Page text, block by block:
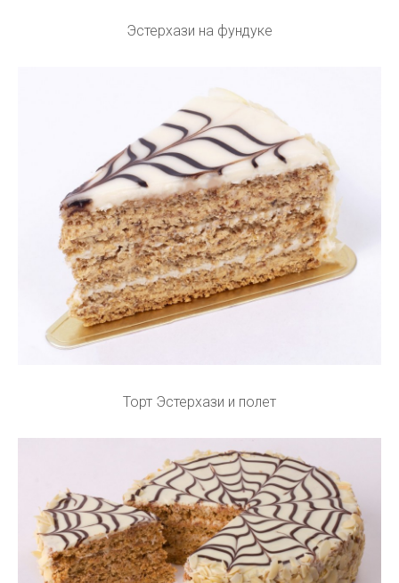
Эстерхази на фундуке
Торт Эстерхази и полет